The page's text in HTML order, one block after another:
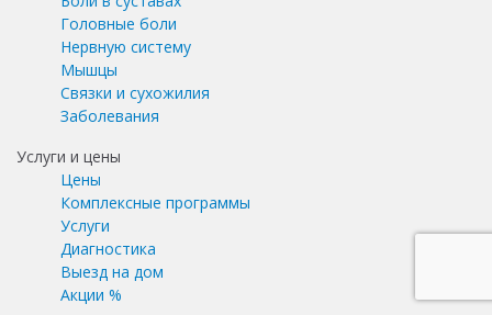
Головные боли
Нервную систему
Мышцы
Связки и сухожилия
Заболевания
Услуги и цены
Цены
Комплексные программы
Услуги
Диагностика
Выезд на дом
Акции %